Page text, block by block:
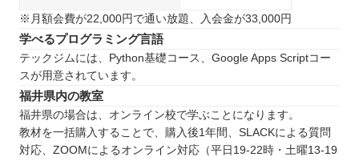
※月額会費が22,000円で通い放題、入会金が33,000円
学べるプログラミング言語
テックジムには、Python基礎コース、Google Apps Scriptコー
スが用意されています。
福井県内の教室
福井県の場合は、オンライン校で学ぶことになります。
教材を一括購入することで、購入後1年間、SLACKによる質問
対応、ZOOMによるオンライン対応（平日19-22時・土曜13-19